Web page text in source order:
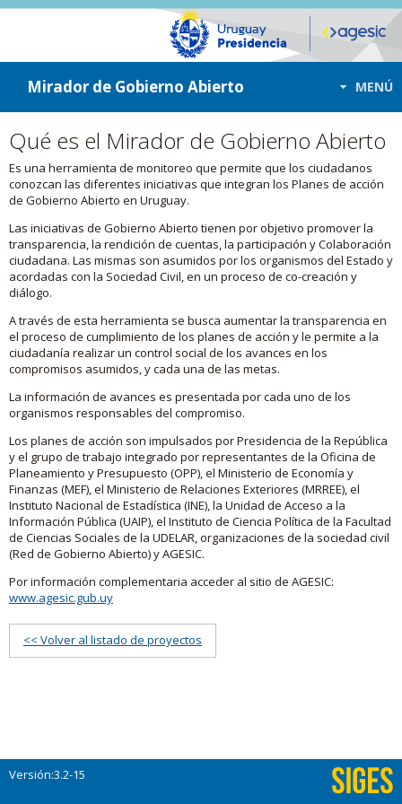
ir a contenido
ir al menú
Mirador de Gobierno Abierto MENÚ
Qué es el Mirador de Gobierno Abierto
Es una herramienta de monitoreo que permite que los ciudadanos
conozcan las diferentes iniciativas que integran los Planes de acción
de Gobierno Abierto en Uruguay.
Las iniciativas de Gobierno Abierto tienen por objetivo promover la
transparencia, la rendición de cuentas, la participación y Colaboración
ciudadana. Las mismas son asumidos por los organismos del Estado y
acordadas con la Sociedad Civil, en un proceso de co-creación y
diálogo.
A través de esta herramienta se busca aumentar la transparencia en
el proceso de cumplimiento de los planes de acción y le permite a la
ciudadanía realizar un control social de los avances en los
compromisos asumidos, y cada una de las metas.
La información de avances es presentada por cada uno de los
organismos responsables del compromiso.
Los planes de acción son impulsados por Presidencia de la República
y el grupo de trabajo integrado por representantes de la Oficina de
Planeamiento y Presupuesto (OPP), el Ministerio de Economía y
Finanzas (MEF), el Ministerio de Relaciones Exteriores (MRREE), el
Instituto Nacional de Estadística (INE), la Unidad de Acceso a la
Información Pública (UAIP), el Instituto de Ciencia Política de la Facultad
de Ciencias Sociales de la UDELAR, organizaciones de la sociedad civil
(Red de Gobierno Abierto) y AGESIC.
Por información complementaria acceder al sitio de AGESIC:
www.agesic.gub.uy
<< Volver al listado de proyectos
Versión:3.2-15